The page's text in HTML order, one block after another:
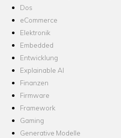
Dos
eCommerce
Elektronik
Embedded
Entwicklung
Explainable AI
Finanzen
Firmware
Framework
Gaming
Generative Modelle